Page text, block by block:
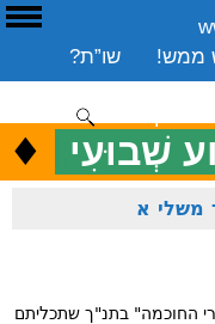
שו”ת?
ממש!
שיעורים שבועי
סקירה כללית
ENGLISH
שְׁבוּעִי ♦
משלי א
החוכמה" בתנ"ך שתכליתם